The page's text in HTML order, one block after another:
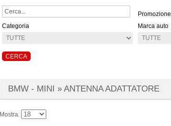
BMW - MINI » ANTENNA ADATTATORE
Promozione
Categoria
Marca auto
Mostra: